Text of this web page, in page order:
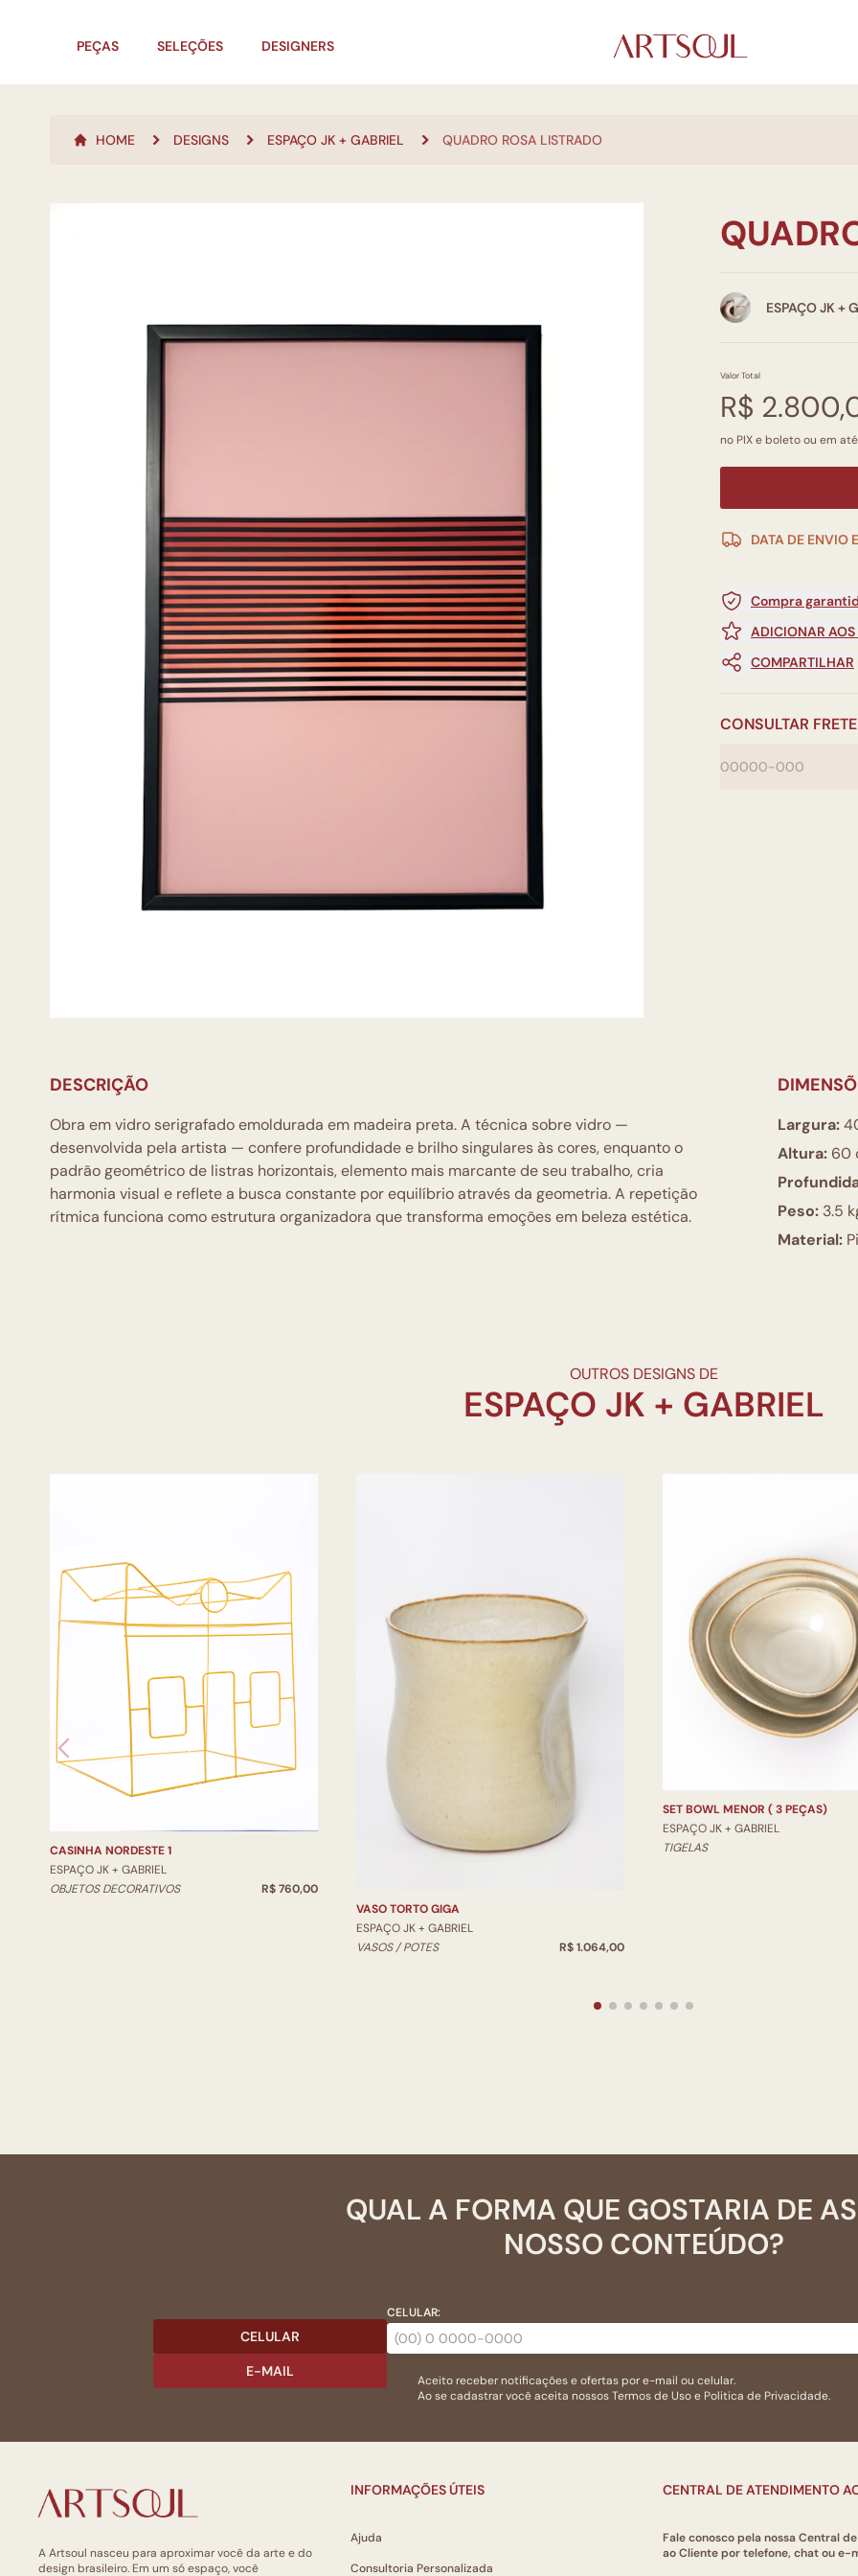
PEÇAS SELEÇÕES DESIGNERS
HOME DESIGNS ESPAÇO JK + GABRIEL QUADRO ROSA LISTRADO
ESPAÇO JK +
Valor Total
R$
no PIX e boleto ou em
DATA DE ENVIO
Compra
ADICIONAR AOS
COMPARTILHAR
CONSULTAR FRETE
DESCRIÇÃO
Obra em vidro serigrafado emoldurada em madeira preta. A técnica sobre vidro —
desenvolvida pela artista — confere profundidade e brilho singulares às cores, enquanto o
padrão geométrico de listras horizontais, elemento mais marcante de seu trabalho, cria
harmonia visual e reflete a busca constante por equilíbrio através da geometria. A repetição
rítmica funciona como estrutura organizadora que transforma emoções em beleza estética.
Largura:
Altura: 60
Peso: 3.5
Material:
OUTROS DESIGNS DE
CASINHA NORDESTE 1
ESPAÇO JK + GABRIEL
OBJETOS DECORATIVOS
R$ 760,00
VASO TORTO GIGA
ESPAÇO JK + GABRIEL
VASOS / POTES
R$ 1.064,00
SET BOWL MENOR ( 3 PEÇAS)
ESPAÇO JK + GABRIEL
TIGELAS
QUAL A FORMA QUE GOSTARIA DE
NOSSO CONTEÚDO?
CELULAR
E-MAIL
CELULAR:
Aceito receber notificações e ofertas por e-mail ou celular.
Ao se cadastrar você aceita nossosTermos de Usoe Politica de Privacidade.
A Artsoul nasceu para aproximar você da arte e do
design brasileiro. Em um só espaço, você
INFORMAÇÕES ÚTEIS
Ajuda
Consultoria Personalizada
CENTRAL DE ATENDIMENTO
Fale conosco pela nossa Central
ao Cliente por telefone, chat ou e-